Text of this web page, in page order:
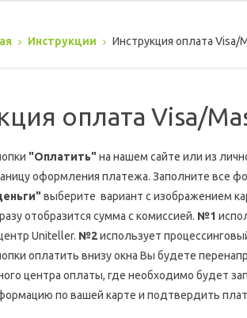
Инструкции Инструкция оплата Visa/
оплата Visa/
"Оплатить"на нашем сайте или из
оформления платежа. Заполните все
выберите вариант с изображением
отобразится сумма с комиссией. №1
Uniteller. №2использует
оплатить внизу окна Вы будете
центра оплаты, где необходимо будет
по вашей карте и подтвердить